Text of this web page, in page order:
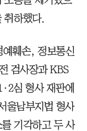
취하했다.
예훼손, 정보통신
검사장과 KBS
심 형사 재판에
울남부지법 형사
기각하고 두 사